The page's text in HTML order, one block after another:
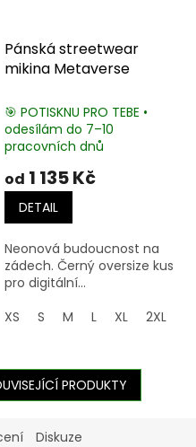
3XL 4XL 5XL
Pánská streetwear
mikina Metaverse
🎯 POTISKNU PRO TEBE •
odesílám do 7–10
pracovních dnů
od 1 135 Kč
DETAIL
Neonová budoucnost na
zádech. Černý oversize kus
pro digitální...
XS
S M L XL 2XL
PRODUKTY
Diskuze